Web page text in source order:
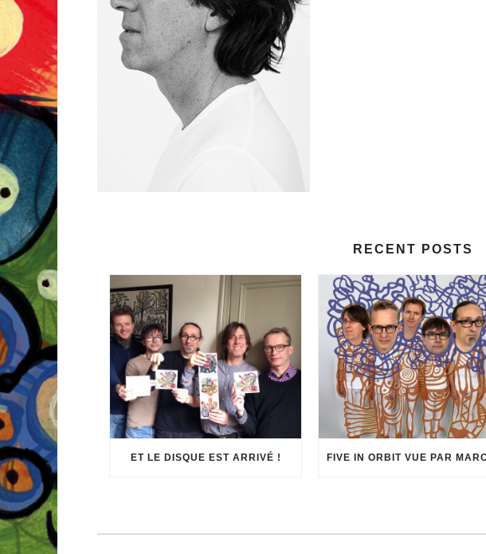
RECENT POSTS
ET LE DISQUE EST ARRIVÉ !